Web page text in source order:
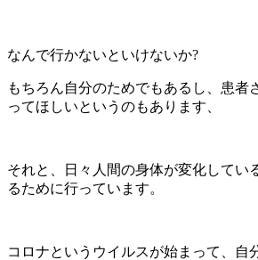
なんで行かないといけないか?
もちろん自分のためでもあるし、患者
ってほしいというのもあります、
それと、日々人間の身体が変化してい
るために行っています。
コロナというウイルスが始まって、自